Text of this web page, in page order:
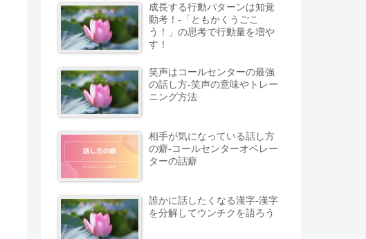
成長する行動パターンは知覚
動考！-「ともかくうごこ
う！」の思考で行動量を増や
す！
笑声はコールセンターの最強
の話し方-笑声の意味やトレー
ニング方法
相手が気になっている話し方
の癖-コールセンターオペレー
ターの話癖
誰かに話したくなる漢字-漢字
を分解してウンチクを語ろう